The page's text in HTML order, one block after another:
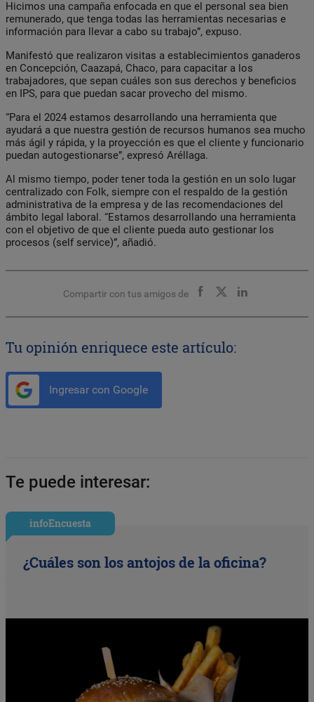
Hicimos una campaña enfocada en que el personal sea bien
remunerado, que tenga todas las herramientas necesarias e
información para llevar a cabo su trabajo”, expuso.
Manifestó que realizaron visitas a establecimientos ganaderos
en Concepción, Caazapá, Chaco, para capacitar a los
trabajadores, que sepan cuáles son sus derechos y beneficios
en IPS, para que puedan sacar provecho del mismo.
“Para el 2024 estamos desarrollando una herramienta que
ayudará a que nuestra gestión de recursos humanos sea mucho
más ágil y rápida, y la proyección es que el cliente y funcionario
puedan autogestionarse”, expresó Aréllaga.
Al mismo tiempo, poder tener toda la gestión en un solo lugar
centralizado con Folk, siempre con el respaldo de la gestión
administrativa de la empresa y de las recomendaciones del
ámbito legal laboral. “Estamos desarrollando una herramienta
con el objetivo de que el cliente pueda auto gestionar los
procesos (self service)”, añadió.
Compartir con tus amigos de
Tu opinión enriquece este artículo:
Ingresar con Google
Te puede interesar:
infoEncuesta
¿Cuáles son los antojos de la oficina?